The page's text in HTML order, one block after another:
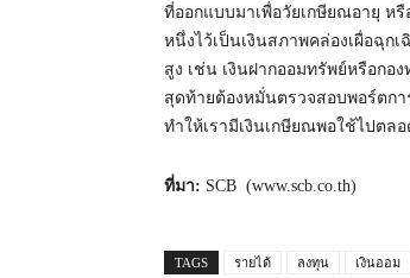
ที่ออกแบบมาเพื่อวัยเกษียณอายุ ห
หนึ่งไว้เป็นเงินสภาพคล่องเผื่อฉุก
สูง เช่น เงินฝากออมทรัพย์หรือกอ
สุดท้ายต้องหมั่นตรวจสอบพอร์ตกา
ทำให้เรามีเงินเกษียณพอใช้ไปตล
ที่มา: SCB (www.scb.co.th)
TAGS รายได้ ลงทุน เงินออม